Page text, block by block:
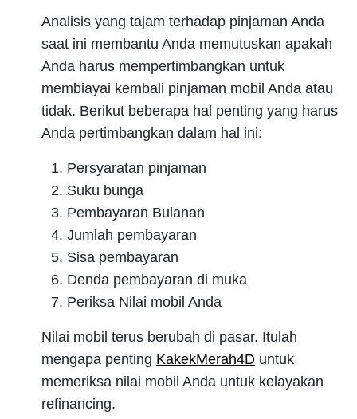
Analisis yang tajam terhadap pinjaman Anda
saat ini membantu Anda memutuskan apakah
Anda harus mempertimbangkan untuk
membiayai kembali pinjaman mobil Anda atau
tidak. Berikut beberapa hal penting yang harus
Anda pertimbangkan dalam hal ini:
Persyaratan pinjaman
Suku bunga
Pembayaran Bulanan
Jumlah pembayaran
Sisa pembayaran
Denda pembayaran di muka
Periksa Nilai mobil Anda
Nilai mobil terus berubah di pasar. Itulah
mengapa penting KakekMerah4D untuk
memeriksa nilai mobil Anda untuk kelayakan
refinancing.